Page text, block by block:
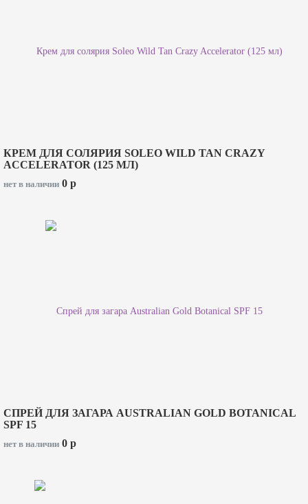
КРЕМ ДЛЯ СОЛЯРИЯ SOLEO WILD TAN CRAZY
ACCELERATOR (125 МЛ)
нет в наличии 0 p
СПРЕЙ ДЛЯ ЗАГАРА AUSTRALIAN GOLD BOTANICAL
SPF 15
нет в наличии 0 p